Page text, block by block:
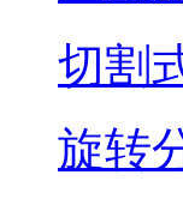
切割
旋转